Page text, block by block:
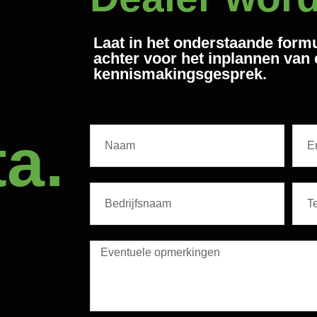
Laat in het onderstaande
achter voor het inplannen van
kennismakingsgesprek.